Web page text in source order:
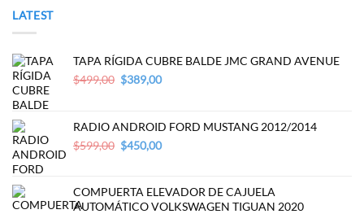
LATEST
TAPA RÍGIDA CUBRE BALDE JMC GRAND AVENUE
$499,00 Original
$499,00.
$389,00Current
$389,00.
RADIO ANDROID FORD MUSTANG 2012/2014
$599,00 Original
$599,00.
$450,00Current
$450,00.
COMPUERTA ELEVADOR DE CAJUELA
AUTOMÁTICO VOLKSWAGEN TIGUAN 2020